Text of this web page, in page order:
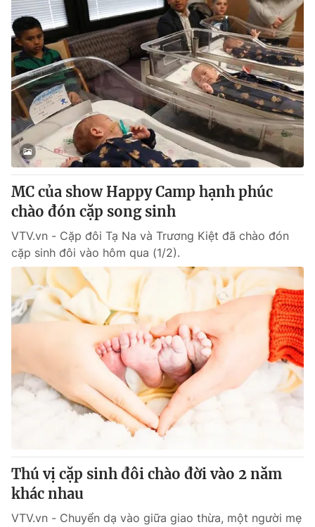
MC của show Happy Camp hạnh phúc
chào đón cặp song sinh
VTV.vn - Cặp đôi Tạ Na và Trương Kiệt đã chào đón
cặp sinh đôi vào hôm qua (1/2).
Thú vị cặp sinh đôi chào đời vào 2 năm
khác nhau
VTV.vn - Chuyển dạ vào giữa giao thừa, một người mẹ